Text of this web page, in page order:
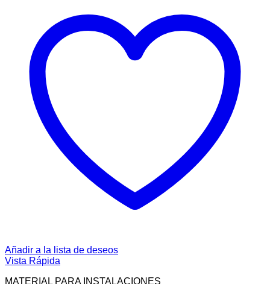
Añadir a la lista de deseos
Vista Rápida
MATERIAL PARA INSTALACIONES